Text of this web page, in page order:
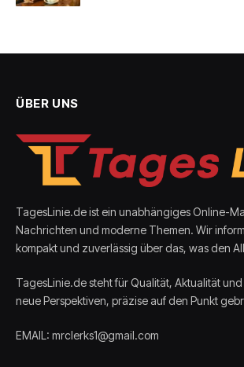
ÜBER UNS
TagesLinie.de ist ein unabhängiges Online-
Nachrichten und moderne Themen. Wir
kompakt und zuverlässig über das, was den
TagesLinie.de steht für Qualität, Aktualität
neue Perspektiven, präzise auf den Punkt
EMAIL: mrclerks1@gmail.com